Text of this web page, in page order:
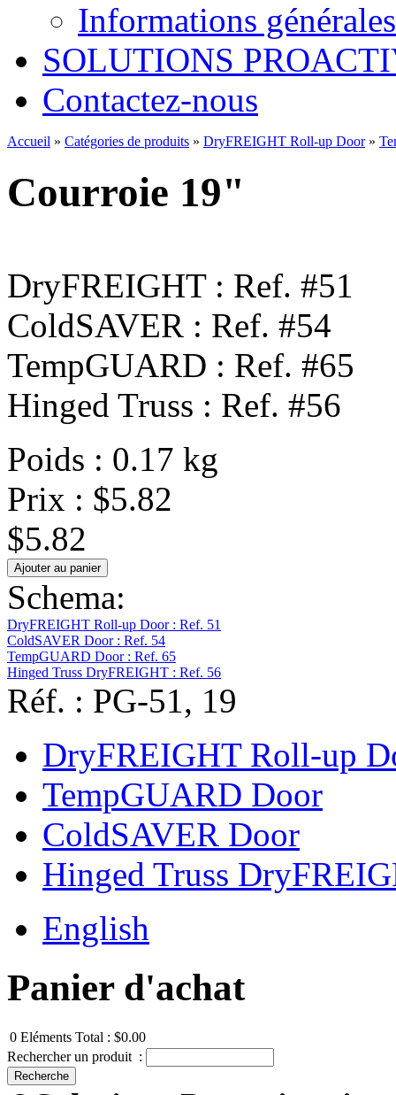
Informations
SOLUTIONS
Contactez-nous
Accueil » Catégories de produits » DryFREIGHT Roll-up Door»
Courroie 19"
DryFREIGHT : Ref. #51
ColdSAVER : Ref. #54
TempGUARD : Ref. #65
Hinged Truss : Ref. #56
Poids : 0.17 kg
Prix : $5.82
$5.82
Schema:
DryFREIGHT Roll-up Door : Ref. 51
ColdSAVER Door : Ref. 54
TempGUARD Door : Ref. 65
Hinged Truss DryFREIGHT : Ref. 56
Réf. : PG-51, 19
DryFREIGHT Roll-up
TempGUARD Door
ColdSAVER Door
Hinged Truss
English
Panier d'achat
0 Eléments Total : $0.00
Rechercher un produit :